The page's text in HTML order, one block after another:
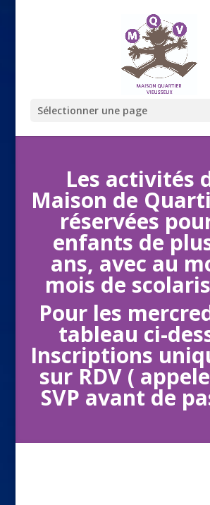
Sélectionner une page
Les activités
Maison de
réservées
enfants de
ans, avec au
mois de
Pour les
tableau ci-
Inscriptions
sur RDV (
SVP avant de